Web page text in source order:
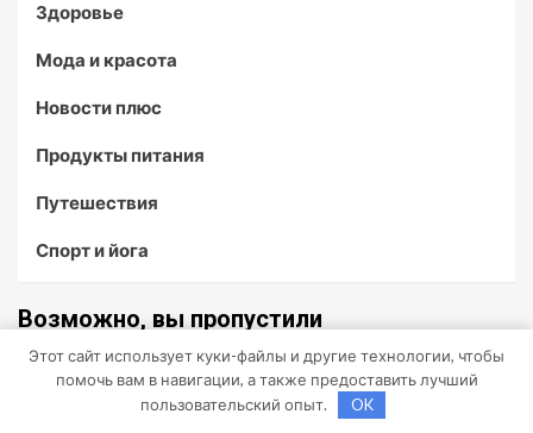
Здоровье
Мода и красота
Новости плюс
Продукты питания
Путешествия
Спорт и йога
Возможно, вы пропустили
Этот сайт использует куки-файлы и другие технологии, чтобы
помочь вам в навигации, а также предоставить лучший
пользовательский опыт.
OK